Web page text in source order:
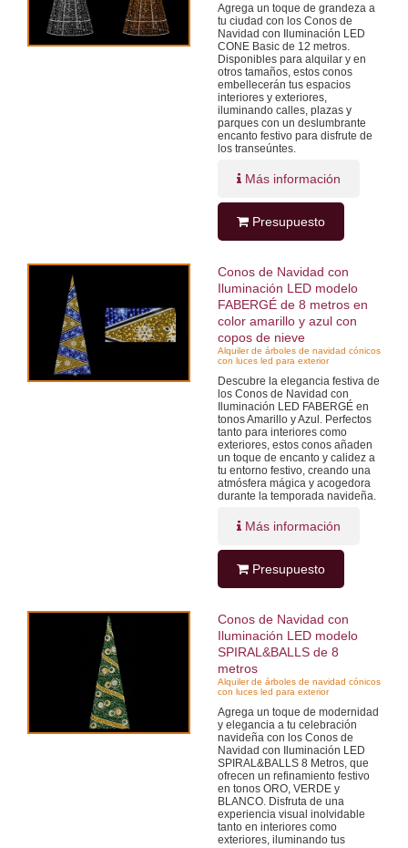
Agrega un toque de grandeza a
tu ciudad con los Conos de
Navidad con Iluminación LED
CONE Basic de 12 metros.
Disponibles para alquilar y en
otros tamaños, estos conos
embellecerán tus espacios
interiores y exteriores,
iluminando calles, plazas y
parques con un deslumbrante
encanto festivo para disfrute de
los transeúntes.
Más información
Presupuesto
Conos de Navidad con
Iluminación LED modelo
FABERGÉ de 8 metros en
color amarillo y azul con
copos de nieve
Alquiler de árboles de navidad cónicos
con luces led para exterior
Descubre la elegancia festiva de
los Conos de Navidad con
Iluminación LED FABERGÉ en
tonos Amarillo y Azul. Perfectos
tanto para interiores como
exteriores, estos conos añaden
un toque de encanto y calidez a
tu entorno festivo, creando una
atmósfera mágica y acogedora
durante la temporada navideña.
Más información
Presupuesto
Conos de Navidad con
Iluminación LED modelo
SPIRAL&BALLS de 8
metros
Alquiler de árboles de navidad cónicos
con luces led para exterior
Agrega un toque de modernidad
y elegancia a tu celebración
navideña con los Conos de
Navidad con Iluminación LED
SPIRAL&BALLS 8 Metros, que
ofrecen un refinamiento festivo
en tonos ORO, VERDE y
BLANCO. Disfruta de una
experiencia visual inolvidable
tanto en interiores como
exteriores, iluminando tus